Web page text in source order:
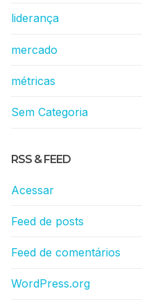
liderança
mercado
métricas
Sem Categoria
RSS & FEED
Acessar
Feed de posts
Feed de comentários
WordPress.org